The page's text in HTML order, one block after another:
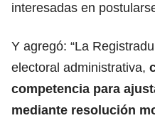
interesadas en
Y agregó: “La
electoral administrativa,
competencia para
mediante resolución